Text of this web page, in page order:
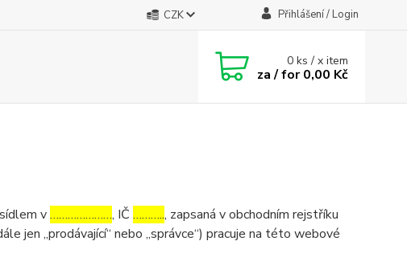
CZK Přihlášení / Login
0ks / x item
za / for0,00 Kč
v…………………, IČ ……….., zapsaná v obchodním rejstříku
jen „prodávající“ nebo „správce“) pracuje na této webové